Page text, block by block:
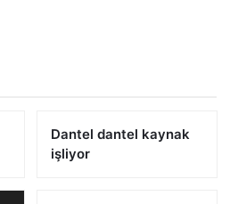
Dantel dantel kaynak
işliyor